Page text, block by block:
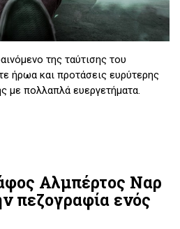
της ταύτισης του
ήρωα και προτάσεις ευρύτερης
με πολλαπλά ευεργετήματα.
Αλμπέρτος Ναρ
πεζογραφία ενός